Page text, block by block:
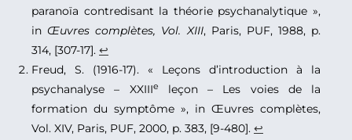
paranoïa contredisant la théorie psychanalytique »,
in Œuvres complètes, Vol. XIII, Paris, PUF, 1988, p.
314, [307-17]. ↩︎
Freud, S. (1916-17). « Leçons d’introduction à la
psychanalyse – XXIIIe
leçon – Les voies de la
formation du symptôme », in Œuvres complètes,
Vol. XIV, Paris, PUF, 2000, p. 383, [9-480]. ↩︎